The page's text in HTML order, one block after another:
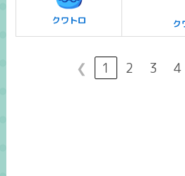
クワトロ ク
❮ 1 2 3 4